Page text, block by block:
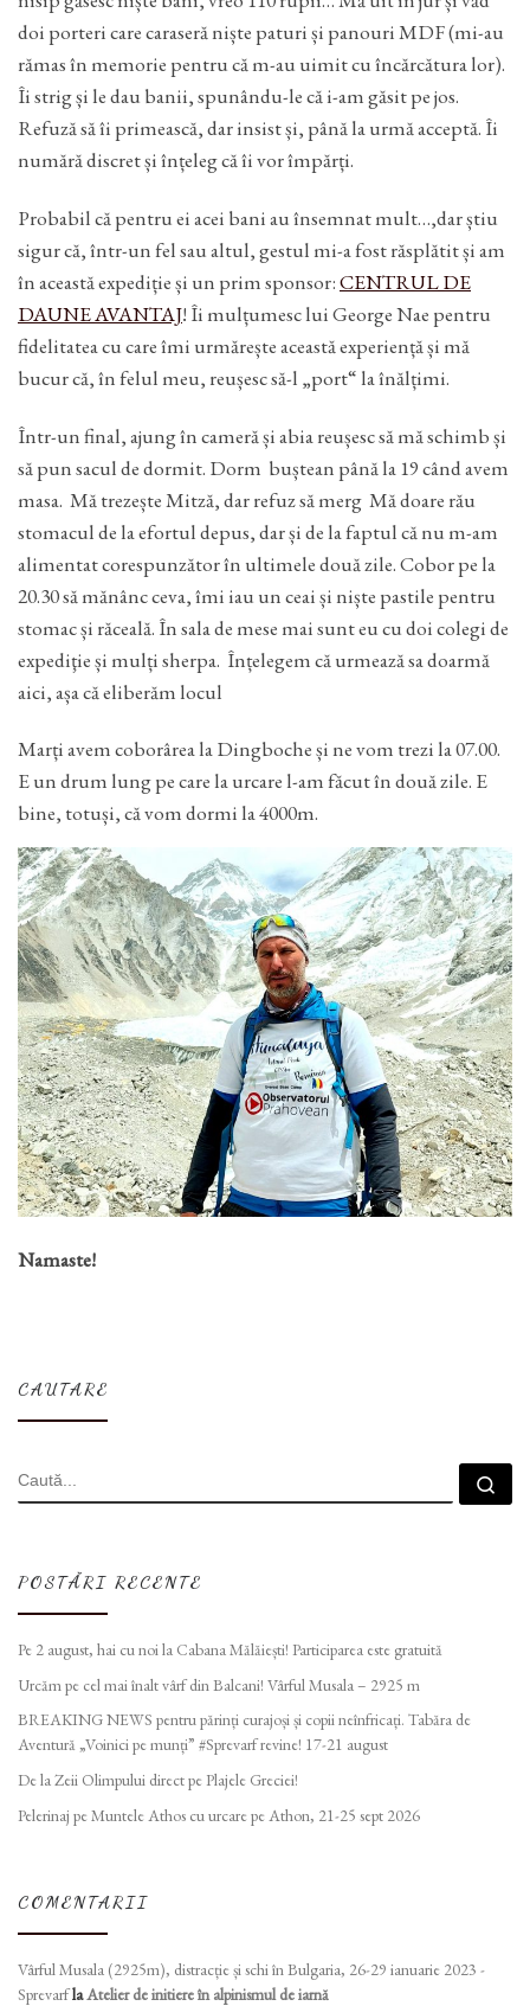
doi porteri care caraseră niște paturi și panouri MDF (mi-au
rămas în memorie pentru că m-au uimit cu încărcătura lor).
Îi strig și le dau banii, spunându-le că i-am găsit pe jos.
Refuză să îi primească, dar insist și, până la urmă acceptă. Îi
numără discret și înțeleg că îi vor împărți.
Probabil că pentru ei acei bani au însemnat mult…,dar știu
sigur că, într-un fel sau altul, gestul mi-a fost răsplătit și am
în această expediție și un prim sponsor:CENTRUL DE
DAUNE AVANTAJ! Îi mulțumesc lui George Nae pentru
fidelitatea cu care îmi urmărește această experiență și mă
bucur că, în felul meu, reușesc să-l „port“ la înălțimi.
Într-un final, ajung în cameră și abia reușesc să mă schimb și
să pun sacul de dormit. Dorm buștean până la 19 când avem
masa. Mă trezește Mitză, dar refuz să merg Mă doare rău
stomacul de la efortul depus, dar și de la faptul că nu m-am
alimentat corespunzător în ultimele două zile. Cobor pe la
20.30 să mănânc ceva, îmi iau un ceai și niște pastile pentru
stomac și răceală. În sala de mese mai sunt eu cu doi colegi de
expediţie și mulți sherpa. Înțelegem că urmează sa doarmă
aici, așa că eliberăm locul
Marți avem coborârea la Dingboche și ne vom trezi la 07.00.
E un drum lung pe care la urcare l-am făcut în două zile. E
bine, totuși, că vom dormi la 4000m.
Namaste!
CAUTARE
CĂUTARE
POSTĂRI RECENTE
Pe 2 august, hai cu noi la Cabana Mălăiești! Participarea este gratuită
Urcăm pe cel mai înalt vârf din Balcani! Vârful Musala – 2925 m
BREAKING NEWS pentru părinți curajoși și copii neînfricați. Tabăra de
Aventură „Voinici pe munți” #Sprevarf revine! 17-21 august
De la Zeii Olimpului direct pe Plajele Greciei!
Pelerinaj pe Muntele Athos cu urcare pe Athon, 21-25 sept 2026
COMENTARII
Vârful Musala (2925m), distracție și schi în Bulgaria, 26-29 ianuarie 2023 -
SprevarflaAtelier de initiere în alpinismul de iarnă